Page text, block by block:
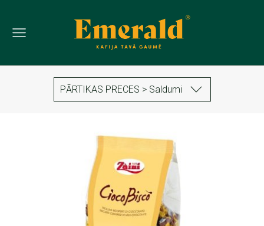
PĀRTIKAS PRECES > Saldumi